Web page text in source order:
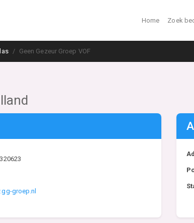
Home Zoek
Geen Gezeur Groep VOF
groep.nl